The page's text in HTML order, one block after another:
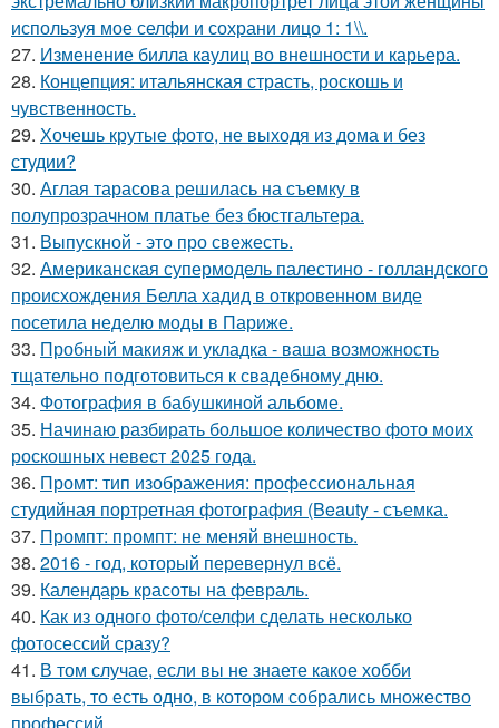
используя мое селфи и сохрани лицо 1: 1\\.
27. Изменение билла каулиц во внешности и карьера.
28. Концепция: итальянская страсть, роскошь и
чувственность.
29. Хочешь крутые фото, не выходя из дома и без
студии?
30. Аглая тарасова решилась на съемку в
полупрозрачном платье без бюстгальтера.
31. Выпускной - это про свежесть.
32. Американская супермодель палестино - голландского
происхождения Белла хадид в откровенном виде
посетила неделю моды в Париже.
33. Пробный макияж и укладка - ваша возможность
тщательно подготовиться к свадебному дню.
34. Фотография в бабушкиной альбоме.
35. Начинаю разбирать большое количество фото моих
роскошных невест 2025 года.
36. Промт: тип изображения: профессиональная
студийная портретная фотография (Beauty - съемка.
37. Промпт: промпт: не меняй внешность.
38. 2016 - год, который перевернул всё.
39. Календарь красоты на февраль.
40. Как из одного фото/селфи сделать несколько
фотосессий сразу?
41. В том случае, если вы не знаете какое хобби
выбрать, то есть одно, в котором собрались множество
профессий.